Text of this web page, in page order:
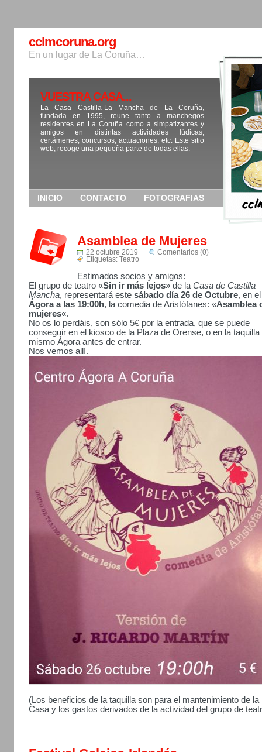
cclmcoruna.org
En un lugar de La Coruña…
VUESTRA CASA...
La Casa Castilla-La Mancha de La Coruña,
fundada en 1995, reune tanto a manchegos
residentes en La Coruña como a simpatizantes y
amigos en distintas actividades lúdicas,
certámenes, concursos, actuaciones, etc. Este sitio
web, recoge una pequeña parte de todas ellas.
INICIO CONTACTO FOTOGRAFIAS
Asamblea de Mujeres
22 octubre 2019
Comentarios (0)
Etiquetas: Teatro
Estimados socios y amigos:
El grupo de teatro «Sin ir más lejos» de la Casa de Castilla
Mancha, representará este sábado día 26 de Octubre, en el
Ágora a las 19:00h, la comedia de Aristófanes: «Asamblea
mujeres«.
No os lo perdáis, son sólo 5€ por la entrada, que se puede
conseguir en el kiosco de la Plaza de Orense, o en la taquilla
mismo Ágora antes de entrar.
Nos vemos allí.
(Los beneficios de la taquilla son para el mantenimiento de la
Casa y los gastos derivados de la actividad del grupo de